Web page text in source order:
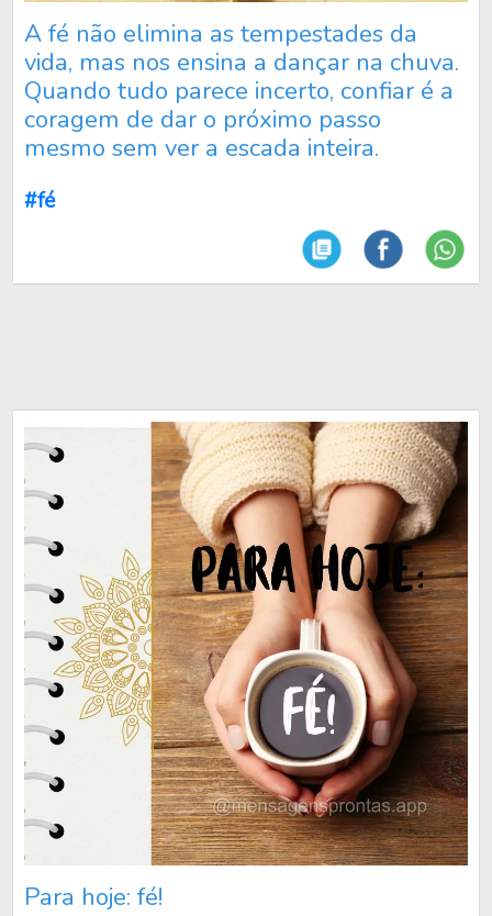
A fé não elimina as tempestades da
vida, mas nos ensina a dançar na chuva.
Quando tudo parece incerto, confiar é a
coragem de dar o próximo passo
mesmo sem ver a escada inteira.
#fé
Para hoje: fé!